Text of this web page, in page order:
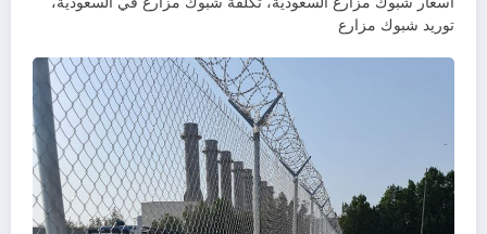
توريد شبوك مزارع